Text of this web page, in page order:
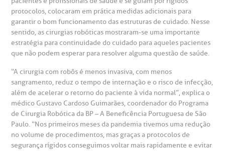
de Exames
relacionados ao nosso atendimento e aos nossos serviços.
Horário de atendimento: 2ª a 6ª feira das 7h às 18h
(11)3505-1000
ouvidoria@bp.org.br
Fale Conosco
Saiba mais
Endereço:
Rua Maestro Cardim, 769
CEP: 01323-001 | Bela Vista
São Paulo - SP
Financeiras
social da BP
corporativa
social
Telemedicina BP
de Infarto SUS
de Visita
socorro
de cópia de prontuário médico
de orçamento particular
de Excelência em Ortopedia
especialidades
protocolos, colocaram em prática medidas adicionais para
garantir o bom funcionamento das estruturas de cuidado. Nesse
sentido, as cirurgias robóticas mostraram-se uma importante
estratégia para continuidade do cuidado para aqueles pacientes
que não podem esperar para resolver alguma questão de saúde.
“A cirurgia com robôs é menos invasiva, com menos
sangramento, reduz o tempo de internação e o risco de infecção,
além de acelerar o retorno do paciente à vida normal”, explica o
médico Gustavo Cardoso Guimarães, coordenador do Programa
de Cirurgia Robótica da BP – A Beneficência Portuguesa de São
Paulo. “Nos primeiros meses da pandemia tivemos uma redução
no volume de procedimentos, mas graças a protocolos de
segurança rígidos conseguimos voltar mais rapidamente e evitar